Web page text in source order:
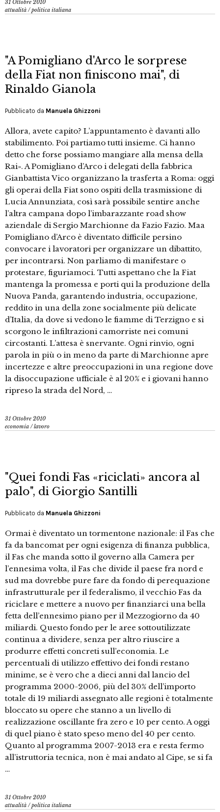
31 Ottobre 2010
attualità /politica italiana
"A Pomigliano d'Arco le sorprese
della Fiat non finiscono mai", di
Rinaldo Gianola
Pubblicato da Manuela Ghizzoni
Allora, avete capito? L’appuntamento è davanti allo
stabilimento. Poi partiamo tutti insieme. Ci hanno
detto che forse possiamo mangiare alla mensa della
Rai». A Pomigliano d’Arco i delegati della fabbrica
Gianbattista Vico organizzano la trasferta a Roma: oggi
gli operai della Fiat sono ospiti della trasmissione di
Lucia Annunziata, così sarà possibile sentire anche
l’altra campana dopo l’imbarazzante road show
aziendale di Sergio Marchionne da Fazio Fazio. Maa
Pomigliano d’Arco è diventato difficile persino
convocare i lavoratori per organizzare un dibattito,
per incontrarsi. Non parliamo di manifestare o
protestare, figuriamoci. Tutti aspettano che la Fiat
mantenga la promessa e porti qui la produzione della
Nuova Panda, garantendo industria, occupazione,
reddito in una della zone socialmente più delicate
d’Italia, da dove si vedono le fiamme di Terzigno e si
scorgono le infiltrazioni camorriste nei comuni
circostanti. L’attesa è snervante. Ogni rinvio, ogni
parola in più o in meno da parte di Marchionne apre
incertezze e altre preoccupazioni in una regione dove
la disoccupazione ufficiale è al 20% e i giovani hanno
ripreso la strada del Nord, …
31 Ottobre 2010
economia /lavoro
"Quei fondi Fas «riciclati» ancora al
palo", di Giorgio Santilli
Pubblicato da Manuela Ghizzoni
Ormai è diventato un tormentone nazionale: il Fas che
fa da bancomat per ogni esigenza di finanza pubblica,
il Fas che manda sotto il governo alla Camera per
l’ennesima volta, il Fas che divide il paese fra nord e
sud ma dovrebbe pure fare da fondo di perequazione
infrastrutturale per il federalismo, il vecchio Fas da
riciclare e mettere a nuovo per finanziarci una bella
fetta dell’ennesimo piano per il Mezzogiorno da 40
miliardi. Questo fondo per le aree sottoutilizzate
continua a dividere, senza per altro riuscire a
produrre effetti concreti sull’economia. Le
percentuali di utilizzo effettivo dei fondi restano
minime, se è vero che a dieci anni dal lancio del
programma 2000-2006, più del 30% dell’importo
totale di 19 miliardi assegnato alle regioni è totalmente
bloccato su opere che stanno a un livello di
realizzazione oscillante fra zero e 10 per cento. A oggi
di quel piano è stato speso meno del 40 per cento.
Quanto al programma 2007-2013 era e resta fermo
all’istruttoria tecnica, non è mai andato al Cipe, se si fa
…
31 Ottobre 2010
attualità /politica italiana